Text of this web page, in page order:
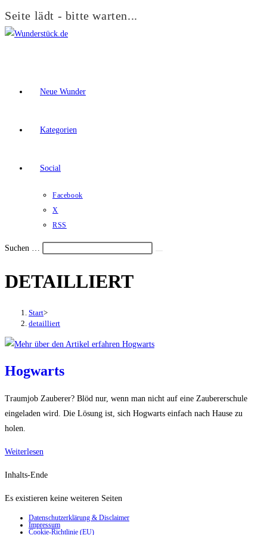
Seite lädt - bitte warten...
Zum
Neue Wunder
Kategorien
Social
Facebook
X
RSS
Suchen …
den
das
aus-
einzuklappen
DETAILLIERT
Start>
detailliert
Hogwarts
Traumjob Zauberer? Blöd nur, wenn man nicht auf eine Zaubererschule
eingeladen wird. Die Lösung ist, sich Hogwarts einfach nach Hause zu
holen.
Weiterlesen
Inhalts-Ende
Es existieren keine weiteren Seiten
Datenschutzerklärung & Disclaimer
Impressum
Cookie-Richtlinie (EU)